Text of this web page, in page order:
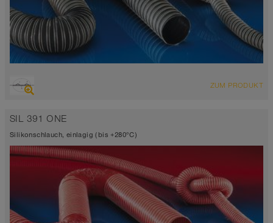
Saugschlauch + Druckschlauch
ZUM PRODUKT
SIL 391 ONE
Silikonschlauch, einlagig (bis +280°C)